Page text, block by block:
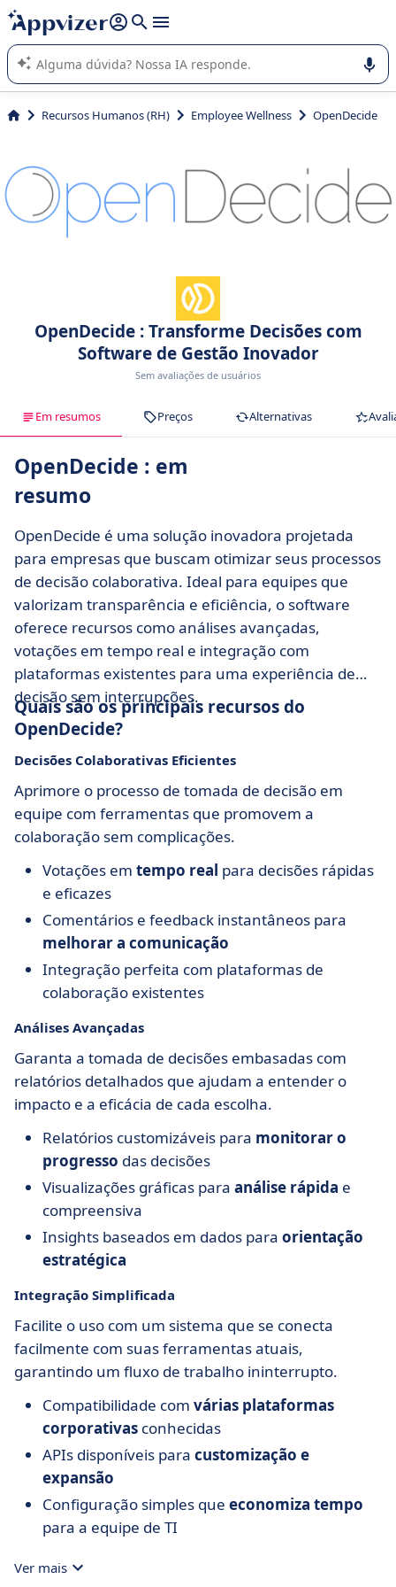
de nossa IA (várias linhas com
A IA do Appvizer o orienta no uso ou na seleção de software
SaaS para sua empresa.
Recursos Humanos (RH) Employee Wellness OpenDecide
OpenDecide : Transforme Decisões com
Software de Gestão Inovador
Sem avaliações de usuários
Em resumos Preços Alternativas
OpenDecide : em
resumo
OpenDecide é uma solução inovadora projetada
para empresas que buscam otimizar seus processos
de decisão colaborativa. Ideal para equipes que
valorizam transparência e eficiência, o software
oferece recursos como análises avançadas,
votações em tempo real e integração com
plataformas existentes para uma experiência de
decisão sem interrupções.
Quais são os principais recursos do
OpenDecide?
Decisões Colaborativas Eficientes
Aprimore o processo de tomada de decisão em
equipe com ferramentas que promovem a
colaboração sem complicações.
Votações em tempo real para decisões rápidas
e eficazes
Comentários e feedback instantâneos para
melhorar a comunicação
Integração perfeita com plataformas de
colaboração existentes
Análises Avançadas
Garanta a tomada de decisões embasadas com
relatórios detalhados que ajudam a entender o
impacto e a eficácia de cada escolha.
Relatórios customizáveis para monitorar o
progresso das decisões
Visualizações gráficas para análise rápida e
compreensiva
Insights baseados em dados para orientação
estratégica
Integração Simplificada
Facilite o uso com um sistema que se conecta
facilmente com suas ferramentas atuais,
garantindo um fluxo de trabalho ininterrupto.
Compatibilidade com várias plataformas
corporativas conhecidas
APIs disponíveis para customização e
expansão
Configuração simples que economiza tempo
para a equipe de TI
Ver mais